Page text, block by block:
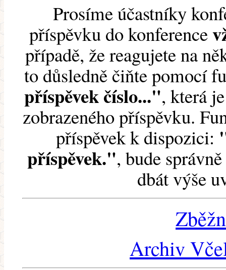
Prosíme účastníky
příspěvku do konference
případě, že reagujete na
to důsledně čiňte pomocí
příspěvek číslo...", která
zobrazeného příspěvku.
příspěvek k dispozici:
příspěvek.", bude
dbát výše
Archiv